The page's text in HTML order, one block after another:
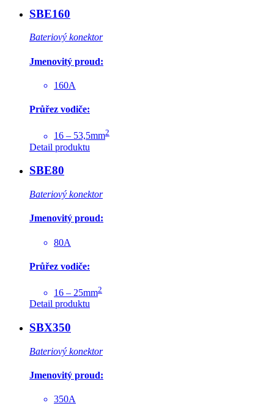
SBE160
Bateriový konektor
Jmenovitý proud:
160A
Průřez vodiče:
16 – 53,5mm2
Detail produktu
SBE80
Bateriový konektor
Jmenovitý proud:
80A
Průřez vodiče:
16 – 25mm2
Detail produktu
SBX350
Bateriový konektor
Jmenovitý proud:
350A